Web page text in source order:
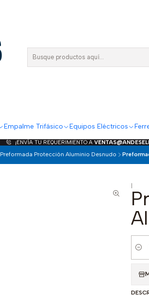
Empalme Trifásico Equipos Eléctricos
¡ENVÍA TU REQUERIMIENTO A
Preformada Protección Aluminio Desnudo